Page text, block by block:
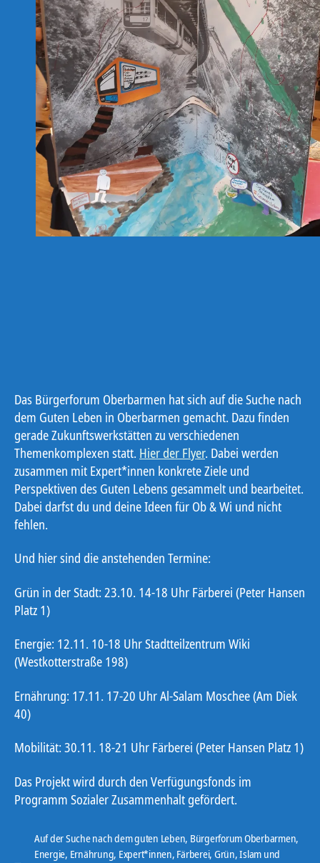
Das Bürgerforum Oberbarmen hat sich auf die Suche nach
dem Guten Leben in Oberbarmen gemacht. Dazu finden
gerade Zukunftswerkstätten zu verschiedenen
Themenkomplexen statt. Hier der Flyer. Dabei werden
zusammen mit Expert*innen konkrete Ziele und
Perspektiven des Guten Lebens gesammelt und bearbeitet.
Dabei darfst du und deine Ideen für Ob & Wi und nicht
fehlen.
Und hier sind die anstehenden Termine:
Grün in der Stadt: 23.10. 14-18 Uhr Färberei (Peter Hansen
Platz 1)
Energie: 12.11. 10-18 Uhr Stadtteilzentrum Wiki
(Westkotterstraße 198)
Ernährung: 17.11. 17-20 Uhr Al-Salam Moschee (Am Diek
40)
Mobilität: 30.11. 18-21 Uhr Färberei (Peter Hansen Platz 1)
Das Projekt wird durch den Verfügungsfonds im
Programm Sozialer Zusammenhalt gefördert.
Auf der Suche nach dem guten Leben, Bürgerforum Oberbarmen,
Energie, Ernährung, Expert*innen, Färberei, Grün,Islam und